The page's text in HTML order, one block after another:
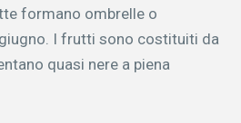
formano ombrelle o
I frutti sono costituiti da
quasi nere a piena